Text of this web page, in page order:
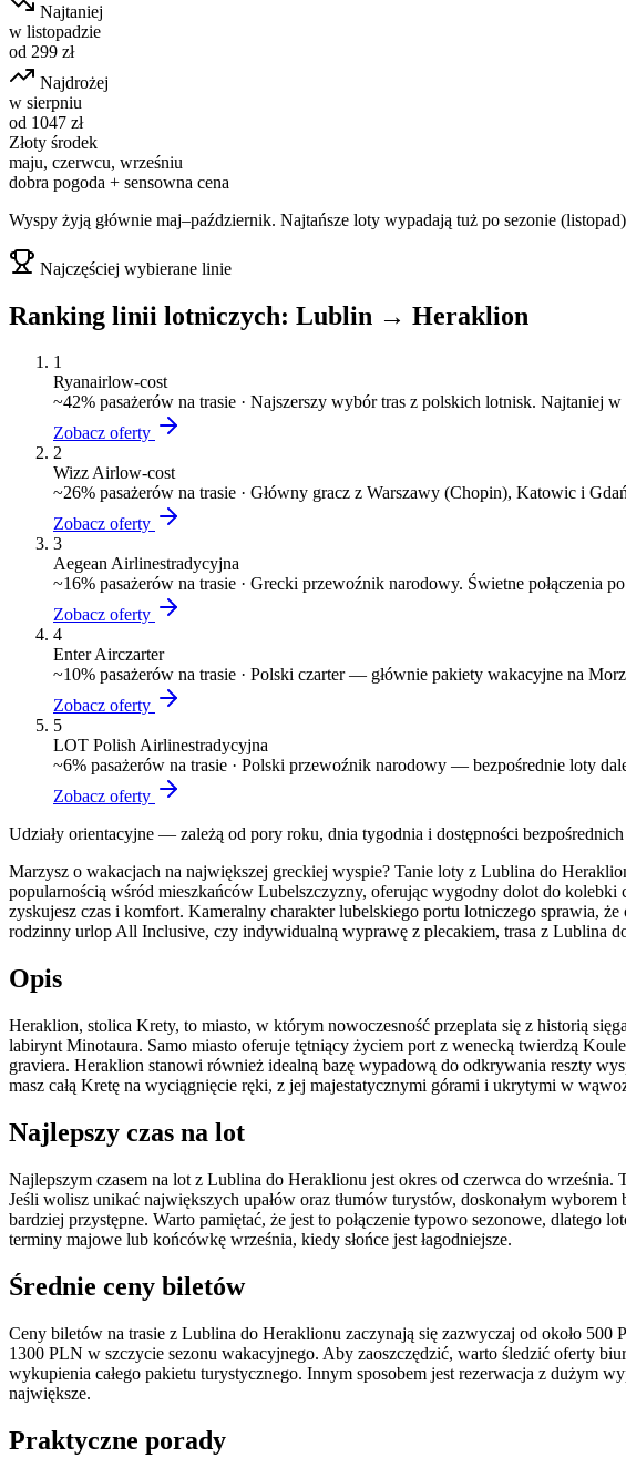
Najtaniej
w listopadzie
od 299 zł
Najdrożej
w sierpniu
od 1047 zł
Złoty środek
maju, czerwcu, wrześniu
dobra pogoda + sensowna cena
Wyspy żyją głównie maj–październik. Najtańsze loty wypadają tuż po sezonie
Najczęściej wybierane linie
Ranking linii lotniczych: Lublin → Heraklion
1
Ryanairlow-cost
~42% pasażerów na trasie · Najszerszy wybór tras z polskich lotnisk. Najtaniej
Zobacz oferty
2
Wizz Airlow-cost
~26% pasażerów na trasie · Główny gracz z Warszawy (Chopin), Katowic i
Zobacz oferty
3
Aegean Airlinestradycyjna
~16% pasażerów na trasie · Grecki przewoźnik narodowy. Świetne połączenia
Zobacz oferty
4
Enter Airczarter
~10% pasażerów na trasie · Polski czarter — głównie pakiety wakacyjne na
Zobacz oferty
5
LOT Polish Airlinestradycyjna
~6% pasażerów na trasie · Polski przewoźnik narodowy — bezpośrednie loty
Zobacz oferty
Udziały orientacyjne — zależą od pory roku, dnia tygodnia i dostępności bezpośrednich
Marzysz o wakacjach na największej greckiej wyspie? Tanie loty z Lublina do
popularnością wśród mieszkańców Lubelszczyzny, oferując wygodny dolot do
zyskujesz czas i komfort. Kameralny charakter lubelskiego portu lotniczego sprawia,
rodzinny urlop All Inclusive, czy indywidualną wyprawę z plecakiem, trasa z Lublina
Opis
Heraklion, stolica Krety, to miasto, w którym nowoczesność przeplata się z historią
labirynt Minotaura. Samo miasto oferuje tętniący życiem port z wenecką twierdzą
graviera. Heraklion stanowi również idealną bazę wypadową do odkrywania reszty
masz całą Kretę na wyciągnięcie ręki, z jej majestatycznymi górami i ukrytymi w
Najlepszy czas na lot
Najlepszym czasem na lot z Lublina do Heraklionu jest okres od czerwca do września.
Jeśli wolisz unikać największych upałów oraz tłumów turystów, doskonałym
bardziej przystępne. Warto pamiętać, że jest to połączenie typowo sezonowe,
terminy majowe lub końcówkę września, kiedy słońce jest łagodniejsze.
Średnie ceny biletów
Ceny biletów na trasie z Lublina do Heraklionu zaczynają się zazwyczaj od około
1300 PLN w szczycie sezonu wakacyjnego. Aby zaoszczędzić, warto śledzić oferty
wykupienia całego pakietu turystycznego. Innym sposobem jest rezerwacja z dużym
największe.
Praktyczne porady